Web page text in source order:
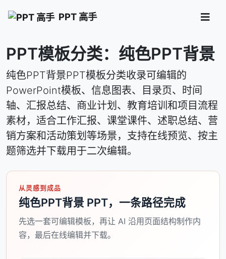
PPT 高手
PPT模板分类：纯色PPT背景
纯色PPT背景PPT模板分类收录可编辑的
PowerPoint模板、信息图表、目录页、时间
轴、汇报总结、商业计划、教育培训和项目流程
素材，适合工作汇报、课堂课件、述职总结、营
销方案和活动策划等场景，支持在线预览、按主
题筛选并下载用于二次编辑。
从灵感到成品
纯色PPT背景 PPT，一条路径完成
先选一套可编辑模板，再让 AI 沿用页面结构制作内
容，最后在线编辑并下载。